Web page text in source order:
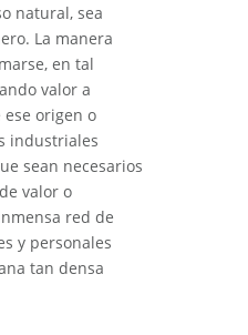
natural, sea
La manera
en tal
valor a
origen o
industriales
sean necesarios
valor o
red de
y personales
tan densa